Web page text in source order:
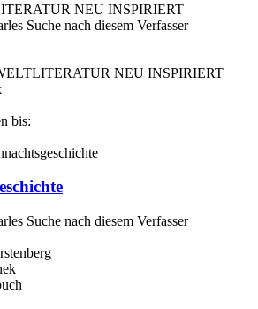
NEU INSPIRIERT
Suche nach diesem Verfasser
NEU INSPIRIERT
bis:
Suche nach diesem Verfasser